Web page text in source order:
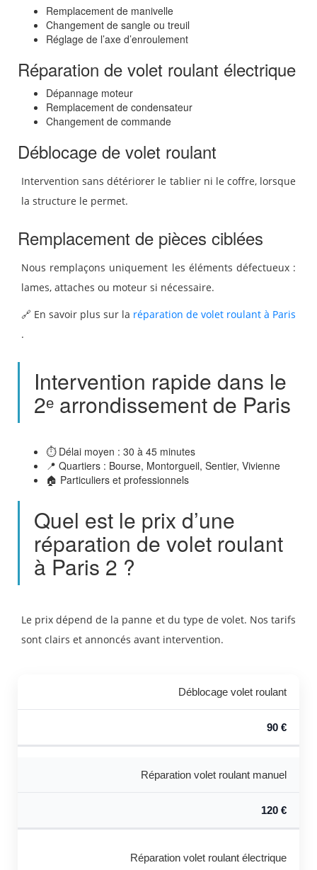
Remplacement de manivelle
Changement de sangle ou treuil
Réglage de l’axe d’enroulement
Réparation de volet roulant électrique
Dépannage moteur
Remplacement de condensateur
Changement de commande
Déblocage de volet roulant
Intervention sans détériorer le tablier ni le coffre, lorsque
la structure le permet.
Remplacement de pièces ciblées
Nous remplaçons uniquement les éléments défectueux :
lames, attaches ou moteur si nécessaire.
🔗 En savoir plus sur la réparation de volet roulant à Paris
.
Intervention rapide dans le
2ᵉ arrondissement de Paris
⏱️ Délai moyen : 30 à 45 minutes
📍 Quartiers : Bourse, Montorgueil, Sentier, Vivienne
🏠 Particuliers et professionnels
Quel est le prix d’une
réparation de volet roulant
à Paris 2 ?
Le prix dépend de la panne et du type de volet. Nos tarifs
sont clairs et annoncés avant intervention.
Déblocage volet roulant
90 €
Réparation volet roulant manuel
120 €
Réparation volet roulant électrique